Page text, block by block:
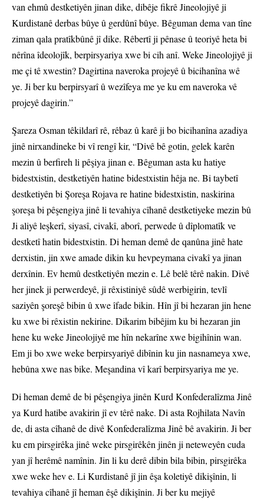
van ehmû destketiyên jinan dike, dibêje fikrê Jineolojiyê ji
Kurdistanê derbas bûye û gerdûnî bûye. Bêguman dema van tîne
ziman qala pratîkbûnê jî dike. Rêbertî ji pênase û teoriyê heta bi
nêrîna îdeolojîk, berpirsyariya xwe bi cih anî. Weke Jineolojiyê ji
me çi tê xwestin? Dagirtina naveroka projeyê û bicihanîna wê
ye. Ji ber ku berpirsyarî û wezîfeya me ye ku em naveroka vê
projeyê dagirin.”
Şareza Osman têkildarî rê, rêbaz û karê ji bo bicihanîna azadiya
jinê nirxandineke bi vî rengî kir, “Divê bê gotin, gelek karên
mezin û berfireh li pêşiya jinan e. Bêguman asta ku hatiye
bidestxistin, destketiyên hatine bidestxistin hêja ne. Bi taybetî
destketiyên bi Şoreşa Rojava re hatine bidestxistin, naskirina
şoreşa bi pêşengiya jinê li tevahiya cîhanê destketiyeke mezin bû
Ji aliyê leşkerî, siyasî, civakî, aborî, perwede û dîplomatîk ve
destketî hatin bidestxistin. Di heman demê de qanûna jinê hate
derxistin, jin xwe amade dikin ku hevpeymana civakî ya jinan
derxînin. Ev hemû destketiyên mezin e. Lê belê têrê nakin. Divê
her jinek ji perwerdeyê, ji rêxistiniyê sûdê werbigirin, tevlî
saziyên şoreşê bibin û xwe îfade bikin. Hîn jî bi hezaran jin hene
ku xwe bi rêxistin nekirine. Dikarim bibêjim ku bi hezaran jin
hene ku weke Jineolojiyê me hîn nekarîne xwe bigihînin wan.
Em ji bo xwe weke berpirsyariyê dibînin ku jin nasnameya xwe,
hebûna xwe nas bike. Meşandina vî karî berpirsyariya me ye.
Di heman demê de bi pêşengiya jinên Kurd Konfederalîzma Jinê
ya Kurd hatibe avakirin jî ev têrê nake. Di asta Rojhilata Navîn
de, di asta cîhanê de divê Konfederalîzma Jinê bê avakirin. Ji ber
ku em pirsgirêka jinê weke pirsgirêkên jinên ji neteweyên cuda
yan jî herêmê namînin. Jin li ku derê dibin bila bibin, pirsgirêka
xwe weke hev e. Li Kurdistanê jî jin êşa koletiyê dikişînin, li
tevahiya cîhanê jî heman êşê dikişînin. Ji ber ku mejiyê